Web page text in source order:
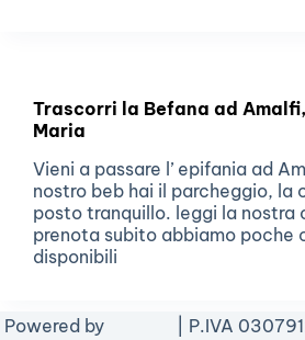
Trascorri la Befana ad
Maria
Vieni a passare l’ epifania ad
nostro beb hai il parcheggio, la
posto tranquillo. leggi la nostra
prenota subito abbiamo poche
disponibili
Powered by | P.IVA